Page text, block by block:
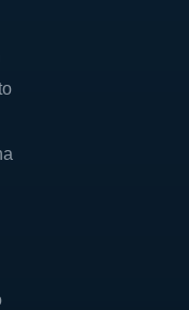
linha
onde a
de
de
de 5G, a
na vanguarda